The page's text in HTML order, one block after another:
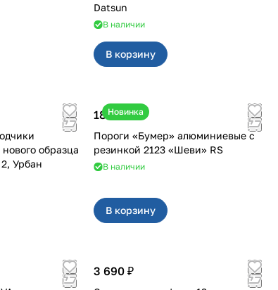
Datsun
В наличии
В корзину
образца
2, Урбан
Новинка
18 000 ₽
Пороги «Бумер» алюминиевые с
резинкой 2123 «Шеви» RS
В наличии
В корзину
3 690 ₽